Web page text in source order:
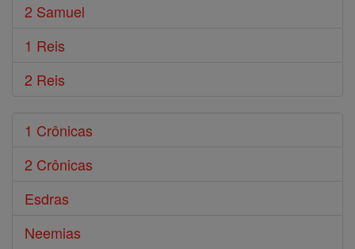
2 Samuel
1 Reis
2 Reis
1 Crônicas
2 Crônicas
Esdras
Neemias